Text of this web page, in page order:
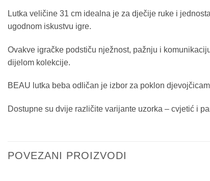
Lutka veličine 31 cm idealna je za dječije ruke i
ugodnom iskustvu igre.
Ovakve igračke podstiču nježnost, pažnju i
dijelom kolekcije.
BEAU lutka beba odličan je izbor za poklon
Dostupne su dvije različite varijante uzorka – cvjetić i
POVEZANI PROIZVODI